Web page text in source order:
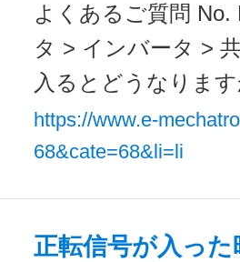
よくあるご質問
タ > インバータ >
入るとどうなりま
https://www.e-
68&cate=68&li=li
正転信号が入っ